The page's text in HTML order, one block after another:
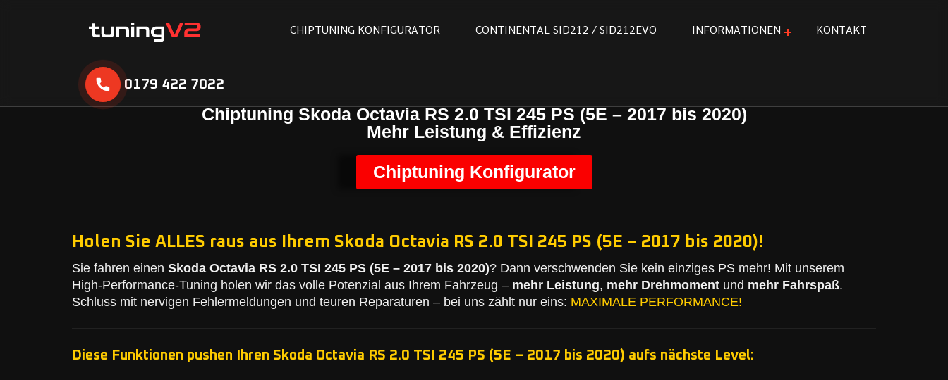
CHIPTUNING KONFIGURATOR CONTINENTAL SID21 2 / SID21 2EVO INFORMATIONEN KONTAKT
0179 422 7022
Chiptuning Skoda Octavia RS 2.0 TSI 245 PS (5E – 2017 bis 2020)
Mehr Leistung & Effizienz
Chiptuning Konfigurator
Holen Sie ALLES raus aus Ihrem Skoda Octavia RS 2.0 TSI 245 PS (5E – 2017 bis 2020)!
Sie fahren einen Skoda Octavia RS 2.0 TSI 245 PS (5E – 2017 bis 2020)? Dann verschwenden Sie kein einziges PS mehr! Mit unserem
High-Performance-Tuning holen wir das volle Potenzial aus Ihrem Fahrzeug – mehr Leistung, mehr Drehmoment und mehr Fahrspaß.
Schluss mit nervigen Fehlermeldungen und teuren Reparaturen – bei uns zählt nur eins: MAXIMALE PERFORMANCE!
Diese Funktionen pushen Ihren Skoda Octavia RS 2.0 TSI 245 PS (5E – 2017 bis 2020) aufs nächste Level: